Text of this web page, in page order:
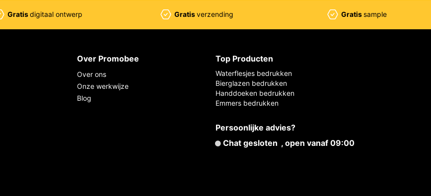
Gratisdigitaal ontwerp Gratisverzending Gratissample
Over Promobee
Over ons
Onze werkwijze
Blog
Top Producten
Waterflesjes bedrukken
Bierglazen bedrukken
Handdoeken bedrukken
Emmers bedrukken
Persoonlijke advies?
Chat gesloten , open vanaf 09:00